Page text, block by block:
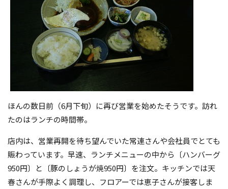
ほんの数日前（6月下旬）に再び営業を始めたそうです。訪れ
たのはランチの時間帯。
店内は、営業再開を待ち望んでいた常連さんや会社員でとても
賑わっています。早速、ランチメニューの中から〔ハンバーグ
950円〕と〔豚のしょうが焼950円〕を注文。キッチンでは天
春さんが手際よく調理し、フロアーでは恵子さんが接客しま